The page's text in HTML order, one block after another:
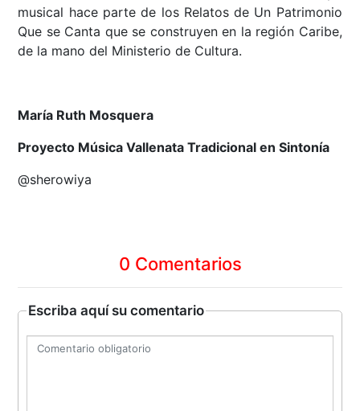
musical hace parte de los Relatos de Un Patrimonio
Que se Canta que se construyen en la región Caribe,
de la mano del Ministerio de Cultura.
María Ruth Mosquera
Proyecto Música Vallenata Tradicional en Sintonía
@sherowiya
0 Comentarios
Escriba aquí su comentario